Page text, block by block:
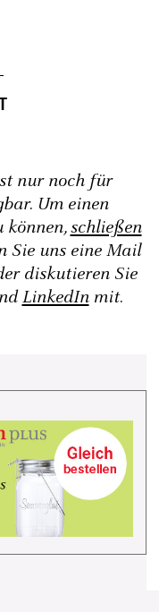
nur noch für
Um einen
können,schließen
Sie uns eine Mail
diskutieren Sie
LinkedInmit.